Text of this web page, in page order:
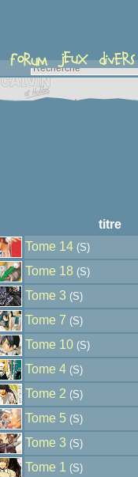
titre
Tome 14 (S)
Tome 18 (S)
Tome 3 (S)
Tome 7 (S)
Tome 10 (S)
Tome 4 (S)
Tome 2 (S)
Tome 5 (S)
Tome 3 (S)
Tome 1 (S)